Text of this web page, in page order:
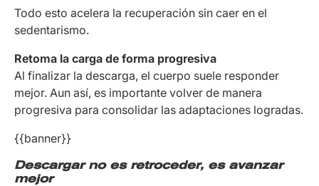
Todo esto acelera la recuperación sin caer en el
sedentarismo.
Retoma la carga de forma progresiva
Al finalizar la descarga, el cuerpo suele responder
mejor. Aun así, es importante volver de manera
progresiva para consolidar las adaptaciones logradas.
{{banner}}
Descargar no es retroceder, es avanzar
mejor